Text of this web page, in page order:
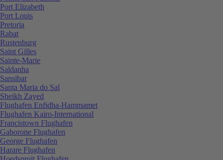
Port Elizabeth
Port Louis
Pretoria
Rabat
Rustenburg
Saint Gilles
Sainte-Marie
Saldanha
Sansibar
Santa Maria do Sal
Sheikh Zayed
Flughafen Enfidha-Hammamet
Flughafen Kairo-International
Francistown Flughafen
Gaborone Flughafen
George Flughafen
Harare Flughafen